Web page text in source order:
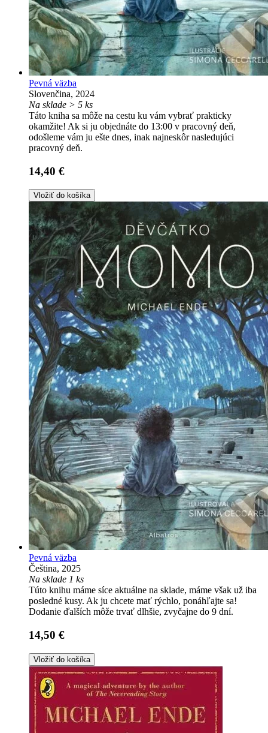
Pevná väzba
Slovenčina, 2024
Na sklade > 5 ks
Táto kniha sa môže na cestu ku vám vybrať prakticky
okamžite! Ak si ju objednáte do 13:00 v pracovný deň,
odošleme vám ju ešte dnes, inak najneskôr nasledujúci
pracovný deň.
14,40 €
Vložiť do košíka
Pevná väzba
Čeština, 2025
Na sklade 1 ks
Túto knihu máme síce aktuálne na sklade, máme však už iba
posledné kusy. Ak ju chcete mať rýchlo, ponáhľajte sa!
Dodanie ďalších môže trvať dlhšie, zvyčajne do 9 dní.
14,50 €
Vložiť do košíka